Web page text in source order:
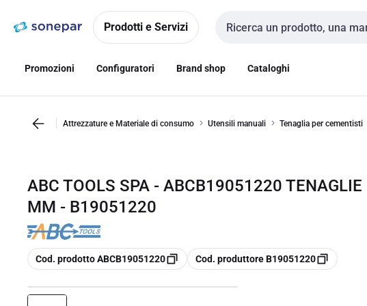
navigazionealla
Prodotti e Servizi
Cerca input
Promozioni Configuratori Brand shop Cataloghi
Attrezzature e Materiale di consumo Utensili manuali Tenaglia per cementisti
ABC TOOLS SPA - ABCB19051220
MM - B19051220
copia
Cod. prodotto ABCB19051220 copia
Cod. produttore B19051220